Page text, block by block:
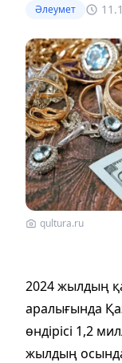
Әлеумет
qultura.ru
2024 жылдың
аралығында
өндірісі 1,2
жылдың